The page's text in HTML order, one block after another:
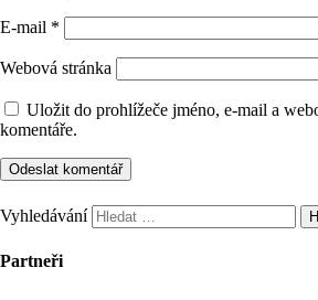
E-mail *
Webová stránka
Uložit do prohlížeče jméno, e-mail a
komentáře.
Vyhledávání
Partneři